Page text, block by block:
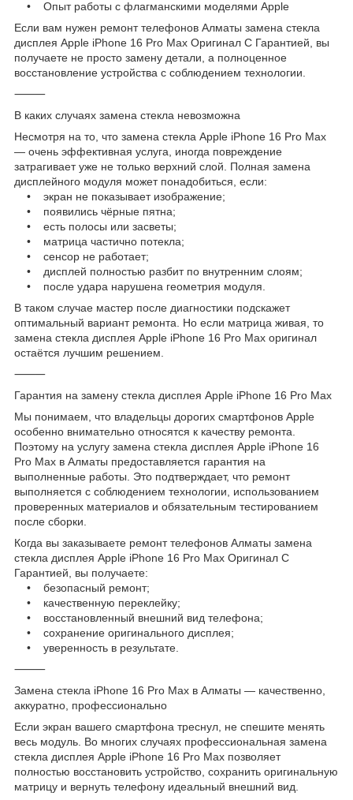
• Опыт работы с флагманскими моделями Apple
Если вам нужен ремонт телефонов Алматы замена стекла
дисплея Apple iPhone 16 Pro Max Оригинал С Гарантией, вы
получаете не просто замену детали, а полноценное
восстановление устройства с соблюдением технологии.
⸻
В каких случаях замена стекла невозможна
Несмотря на то, что замена стекла Apple iPhone 16 Pro Max
— очень эффективная услуга, иногда повреждение
затрагивает уже не только верхний слой. Полная замена
дисплейного модуля может понадобиться, если:
• экран не показывает изображение;
• появились чёрные пятна;
• есть полосы или засветы;
• матрица частично потекла;
• сенсор не работает;
• дисплей полностью разбит по внутренним слоям;
• после удара нарушена геометрия модуля.
В таком случае мастер после диагностики подскажет
оптимальный вариант ремонта. Но если матрица живая, то
замена стекла дисплея Apple iPhone 16 Pro Max оригинал
остаётся лучшим решением.
⸻
Гарантия на замену стекла дисплея Apple iPhone 16 Pro Max
Мы понимаем, что владельцы дорогих смартфонов Apple
особенно внимательно относятся к качеству ремонта.
Поэтому на услугу замена стекла дисплея Apple iPhone 16
Pro Max в Алматы предоставляется гарантия на
выполненные работы. Это подтверждает, что ремонт
выполняется с соблюдением технологии, использованием
проверенных материалов и обязательным тестированием
после сборки.
Когда вы заказываете ремонт телефонов Алматы замена
стекла дисплея Apple iPhone 16 Pro Max Оригинал С
Гарантией, вы получаете:
• безопасный ремонт;
• качественную переклейку;
• восстановленный внешний вид телефона;
• сохранение оригинального дисплея;
• уверенность в результате.
⸻
Замена стекла iPhone 16 Pro Max в Алматы — качественно,
аккуратно, профессионально
Если экран вашего смартфона треснул, не спешите менять
весь модуль. Во многих случаях профессиональная замена
стекла дисплея Apple iPhone 16 Pro Max позволяет
полностью восстановить устройство, сохранить оригинальную
матрицу и вернуть телефону идеальный внешний вид.